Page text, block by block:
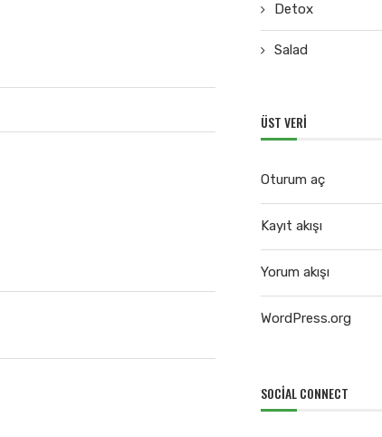
Detox
Salad
ÜST VERI
Oturum aç
Kayıt akışı
Yorum akışı
WordPress.org
SOCIAL CONNECT